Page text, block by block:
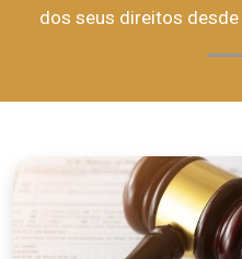
dos seus direitos